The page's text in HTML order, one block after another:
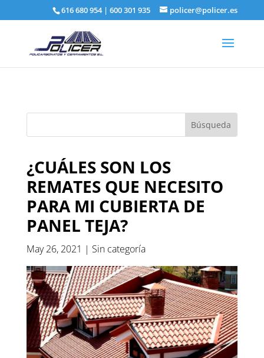
616 680 954|600 301 935 policer@policer.es
¿CUÁLES SON LOS
REMATES QUE NECESITO
PARA MI CUBIERTA DE
PANEL TEJA?
May 26, 2021 | Sin categoría